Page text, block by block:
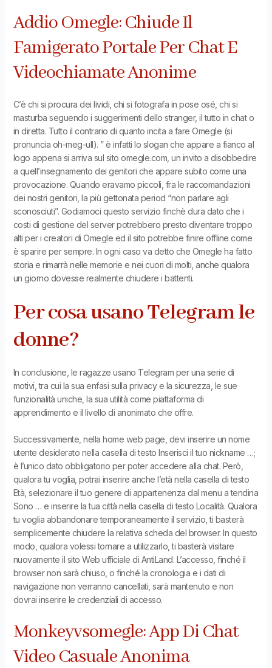
Addio Omegle: Chiude Il
Famigerato Portale Per Chat E
Videochiamate Anonime
C’è chi si procura dei lividi, chi si fotografa in pose osé, chi si
masturba seguendo i suggerimenti dello stranger, il tutto in chat o
in diretta. Tutto il contrario di quanto incita a fare Omegle (si
pronuncia oh-meg-ull). ” è infatti lo slogan che appare a fianco al
logo appena si arriva sul sito omegle.com, un invito a disobbedire
a quell’insegnamento dei genitori che appare subito come una
provocazione. Quando eravamo piccoli, fra le raccomandazioni
dei nostri genitori, la più gettonata period “non parlare agli
sconosciuti”. Godiamoci questo servizio finchè dura dato che i
costi di gestione del server potrebbero presto diventare troppo
alti per i creatori di Omegle ed il sito potrebbe finire offline come
è sparire per sempre. In ogni caso va detto che Omegle ha fatto
storia e rimarrà nelle memorie e nei cuori di molti, anche qualora
un giorno dovesse realmente chiudere i battenti.
Per cosa usano Telegram le
donne?
In conclusione, le ragazze usano Telegram per una serie di
motivi, tra cui la sua enfasi sulla privacy e la sicurezza, le sue
funzionalità uniche, la sua utilità come piattaforma di
apprendimento e il livello di anonimato che offre.
Successivamente, nella home web page, devi inserire un nome
utente desiderato nella casella di testo Inserisci il tuo nickname …;
è l’unico dato obbligatorio per poter accedere alla chat. Però,
qualora tu voglia, potrai inserire anche l’età nella casella di testo
Età, selezionare il tuo genere di appartenenza dal menu a tendina
Sono … e inserire la tua città nella casella di testo Località. Qualora
tu voglia abbandonare temporaneamente il servizio, ti basterà
semplicemente chiudere la relativa scheda del browser. In questo
modo, qualora volessi tornare a utilizzarlo, ti basterà visitare
nuovamente il sito Web ufficiale di AntiLand. L’accesso, finché il
browser non sarà chiuso, o finché la cronologia e i dati di
navigazione non verranno cancellati, sarà mantenuto e non
dovrai inserire le credenziali di accesso.
Monkeyvsomegle: App Di Chat
Video Casuale Anonima